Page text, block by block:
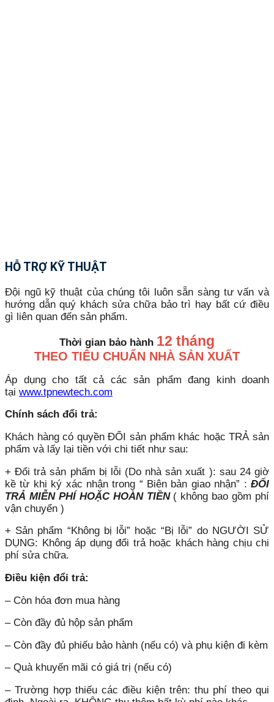
HỖ TRỢ KỸ THUẬT
Đội ngũ kỹ thuật của chúng tôi luôn sẵn sàng tư vấn và
hướng dẫn quý khách sửa chữa bảo trì hay bất cứ điều
gì liên quan đến sản phẩm.
Thời gian bảo hành 12 tháng
THEO TIÊU CHUẨN NHÀ SẢN XUẤT
Áp dụng cho tất cả các sản phẩm đang kinh doanh
tại www.tpnewtech.com
Chính sách đổi trả:
Khách hàng có quyền ĐỔI sản phẩm khác hoặc TRẢ sản
phẩm và lấy lại tiền với chi tiết như sau:
+ Đổi trả sản phẩm bị lỗi (Do nhà sản xuất ): sau 24 giờ
kề từ khi ký xác nhận trong “ Biên bản giao nhận” : ĐỔI
TRẢ MIỄN PHÍ HOẶC HOÀN TIỀN( không bao gồm phí
vận chuyển )
+ Sản phẩm “Không bị lỗi” hoặc “Bị lỗi” do NGƯỜI SỬ
DỤNG: Không áp dụng đổi trả hoặc khách hàng chịu chi
phí sửa chữa.
Điều kiện đổi trả:
– Còn hóa đơn mua hàng
– Còn đầy đủ hộp sản phẩm
– Còn đầy đủ phiếu bảo hành (nếu có) và phụ kiện đi kèm
– Quà khuyến mãi có giá trị (nếu có)
– Trường hợp thiếu các điều kiện trên: thu phí theo qui